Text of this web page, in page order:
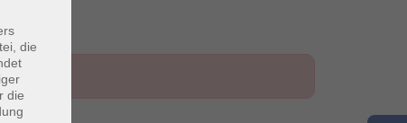
die
die